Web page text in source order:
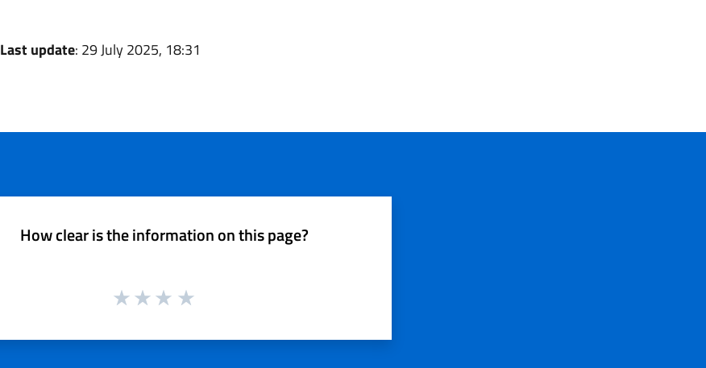
Last update: 29 July 2025, 18:31
How clear is the information on this page?